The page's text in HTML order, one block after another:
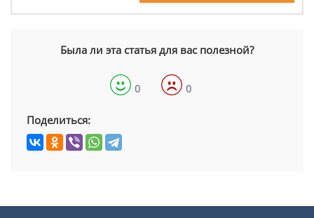
Была ли эта статья для вас полезной?
0 0
Поделиться: